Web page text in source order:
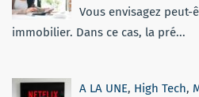
Vous envisagez peut-
immobilier. Dans ce cas, la pré...
A LA UNE, High Tech,